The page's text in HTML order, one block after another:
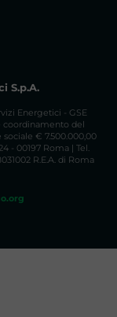
S.p.A.
Energetici - GSE
coordinamento del
sociale € 7.500.000,00
- 00197 Roma | Tel.
R.E.A. di Roma